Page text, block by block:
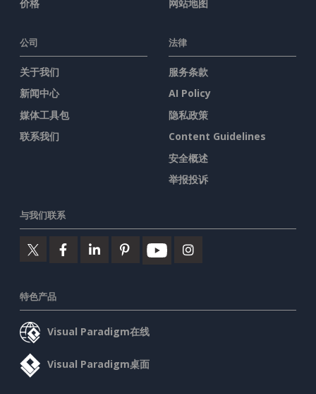
价格
网站地图
公司
关于我们
新闻中心
媒体工具包
联系我们
法律
服务条款
AI Policy
隐私政策
Content Guidelines
安全概述
举报投诉
与我们联系
特色产品
Visual Paradigm在线
Visual Paradigm桌面